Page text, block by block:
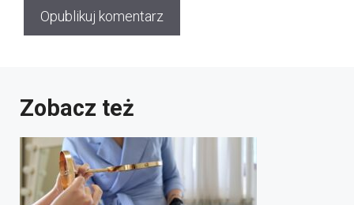
Zobacz też